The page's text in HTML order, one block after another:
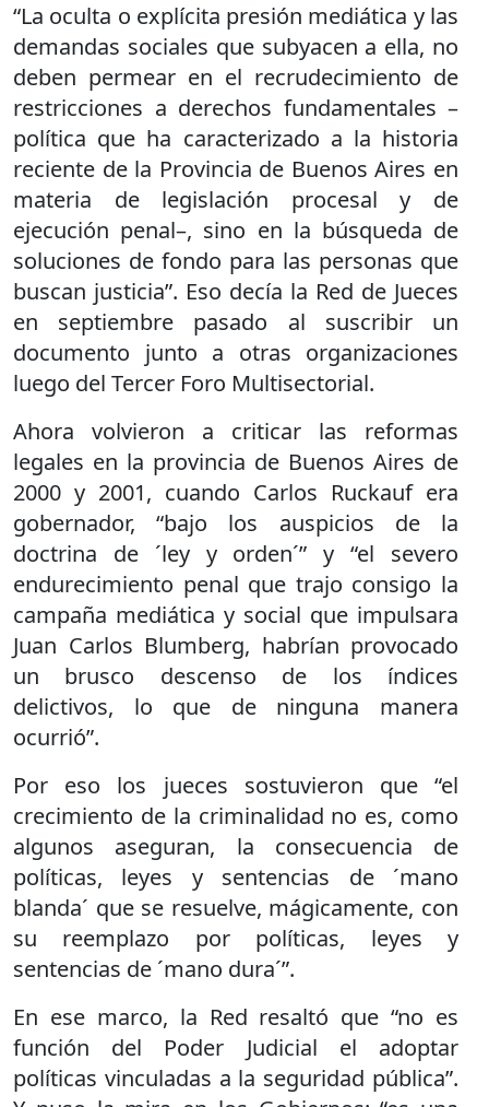
“La oculta o explícita presión mediática y las
demandas sociales que subyacen a ella, no
deben permear en el recrudecimiento de
restricciones a derechos fundamentales –
política que ha caracterizado a la historia
reciente de la Provincia de Buenos Aires en
materia de legislación procesal y de
ejecución penal–, sino en la búsqueda de
soluciones de fondo para las personas que
buscan justicia”. Eso decía la Red de Jueces
en septiembre pasado al suscribir un
documento junto a otras organizaciones
luego del Tercer Foro Multisectorial.
Ahora volvieron a criticar las reformas
legales en la provincia de Buenos Aires de
2000 y 2001, cuando Carlos Ruckauf era
gobernador, “bajo los auspicios de la
doctrina de ´ley y orden´” y “el severo
endurecimiento penal que trajo consigo la
campaña mediática y social que impulsara
Juan Carlos Blumberg, habrían provocado
un brusco descenso de los índices
delictivos, lo que de ninguna manera
ocurrió”.
Por eso los jueces sostuvieron que “el
crecimiento de la criminalidad no es, como
algunos aseguran, la consecuencia de
políticas, leyes y sentencias de ´mano
blanda´ que se resuelve, mágicamente, con
su reemplazo por políticas, leyes y
sentencias de ´mano dura´”.
En ese marco, la Red resaltó que “no es
función del Poder Judicial el adoptar
políticas vinculadas a la seguridad pública”.